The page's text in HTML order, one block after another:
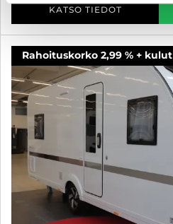
KATSO TIEDOT
Rahoituskorko 2,99 % + kulut